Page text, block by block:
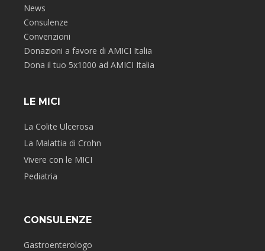
News
Consulenze
Convenzioni
Donazioni a favore di AMICI Italia
Dona il tuo 5x1000 ad AMICI Italia
LE MICI
La Colite Ulcerosa
La Malattia di Crohn
Vivere con le MICI
Pediatria
CONSULENZE
Gastroenterologo